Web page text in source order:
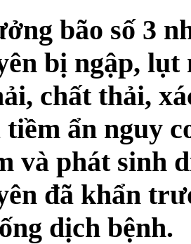
bão số 3
bị ngập,
chất thải,
ẩn nguy
và phát sinh
đã khẩn
dịch bệnh.